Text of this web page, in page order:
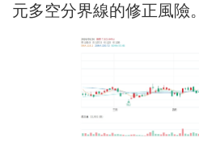
元多空分界線的修正風險。